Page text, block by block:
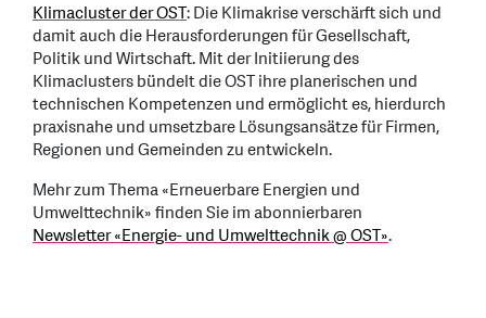
Klimacluster der OST: Die Klimakrise verschärft sich und
damit auch die Herausforderungen für Gesellschaft,
Politik und Wirtschaft. Mit der Initiierung des
Klimaclusters bündelt die OST ihre planerischen und
technischen Kompetenzen und ermöglicht es, hierdurch
praxisnahe und umsetzbare Lösungsansätze für Firmen,
Regionen und Gemeinden zu entwickeln.
Mehr zum Thema «Erneuerbare Energien und
Umwelttechnik» finden Sie im abonnierbaren
Newsletter «Energie- und Umwelttechnik @ OST».